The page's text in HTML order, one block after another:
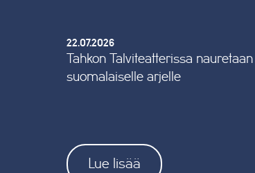
22.07.2026
Tahkon Talviteatterissa nauretaan
suomalaiselle arjelle
Lue lisää